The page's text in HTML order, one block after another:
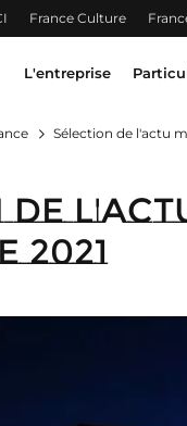
France Culture
Menu principal
L'entreprise
Sélection de l'actu
2021